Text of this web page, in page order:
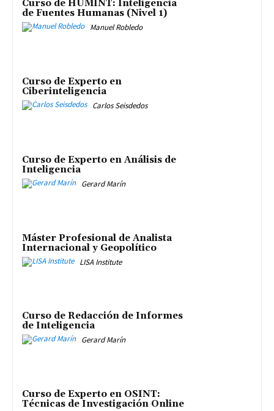
Curso de HUMINT: Inteligencia
de Fuentes Humanas (Nivel 1)
Manuel Robledo
Curso de Experto en
Ciberinteligencia
Carlos Seisdedos
Curso de Experto en Análisis de
Inteligencia
Gerard Marín
Máster Profesional de Analista
Internacional y Geopolítico
LISA Institute
Curso de Redacción de Informes
de Inteligencia
Gerard Marín
Curso de Experto en OSINT:
Técnicas de Investigación Online